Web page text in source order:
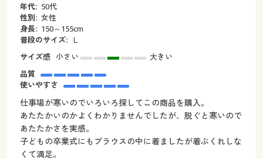
年代: 50代
性別: 女性
身長: 150～155cm
普段のサイズ: Ｌ
サイズ感 小さい
大きい
品質
使いやすさ
仕事場が寒いのでいろいろ探してこの商品を購入。
あたたかいのかよくわかりませんでしたが、脱ぐと寒いので
あたたかさを実感。
子どもの卒業式にもブラウスの中に着ましたが着ぶくれしな
くて満足。